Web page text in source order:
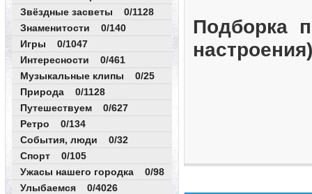
Звёздные засветы 0/1128
Знаменитости 0/140
Игры 0/1047
Интересности 0/461
Музыкальные клипы 0/25
Природа 0/1128
Путешествуем 0/627
Ретро 0/134
События, люди 0/32
Спорт 0/105
Ужасы нашего городка 0/98
Улыбаемся 0/4026
Подборка